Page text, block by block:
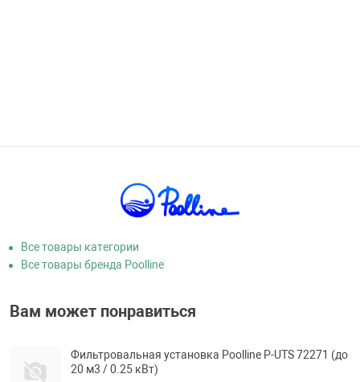
Все товары категории
Все товары бренда Poolline
Вам может понравиться
Фильтровальная установка Poolline P-UTS 72271 (до
20 м3 / 0.25 кВт)